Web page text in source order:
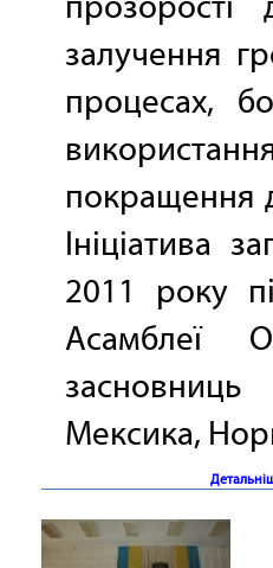
залучення
процесах,
покращення
Ініціатива
2011 року
Асамблеї
Мексика,